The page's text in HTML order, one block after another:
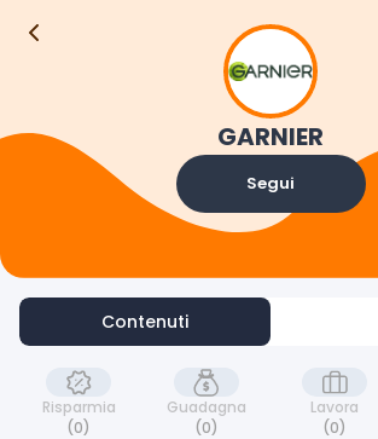
GARNIER
Segui
Contenuti
Risparmia
(0)
Guadagna
(0)
Lavora
(0)